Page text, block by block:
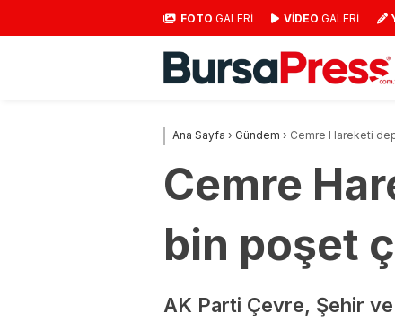
FOTO GALERİ VİDEO GALERİ
Ana Sayfa › Gündem › Cemre Hareketi
Cemre
bin poşet
AK Parti Çevre, Şehir